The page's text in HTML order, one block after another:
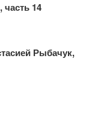
14
Рыбачук,